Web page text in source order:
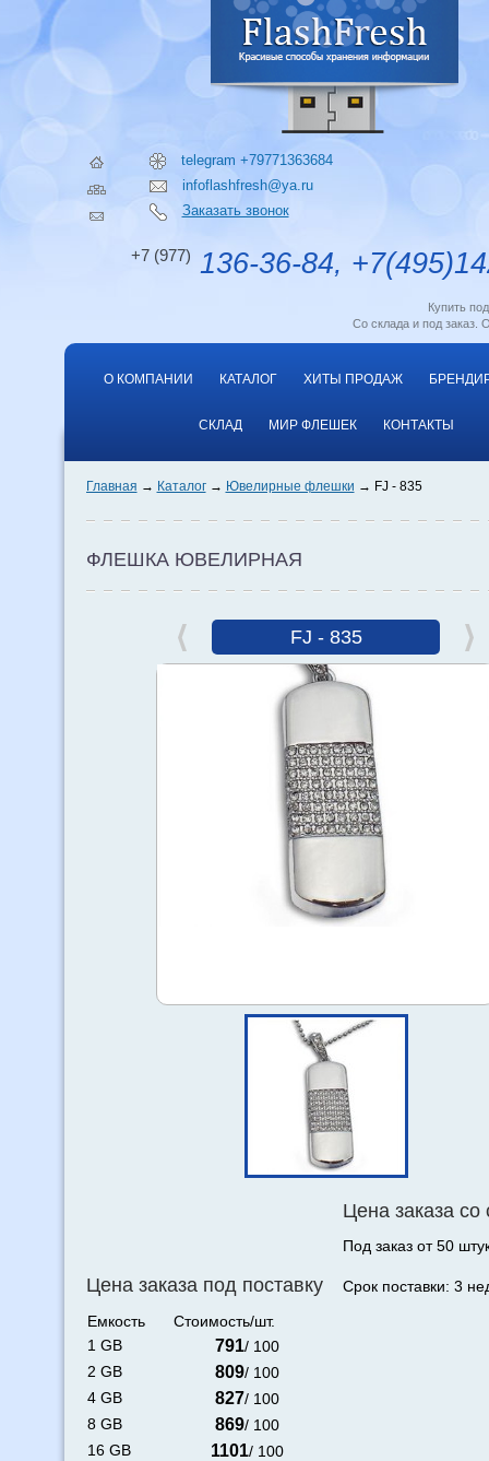
telegram +79771363684
infoflashfresh@ya.ru
Заказать звонок
+7 (977) 136-36-84,
Купить
Со склада и под заказ.
О КОМПАНИИ КАТАЛОГ ХИТЫ ПРОДАЖ
СКЛАД МИР ФЛЕШЕК КОНТАКТЫ
Главная Каталог Ювелирные флешки FJ - 835
ФЛЕШКА ЮВЕЛИРНАЯ
FJ - 835
Цена заказа под поставку
Емкость
Стоимость/шт.
1 GB
791/ 100
2 GB
809/ 100
4 GB
827/ 100
8 GB
869/ 100
16 GB
1101/ 100
Цена заказа со
Под заказ от 50
Срок поставки: 3